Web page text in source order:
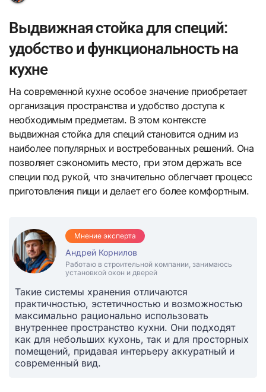
Выдвижная стойка для специй:
удобство и функциональность на
кухне
На современной кухне особое значение приобретает
организация пространства и удобство доступа к
необходимым предметам. В этом контексте
выдвижная стойка для специй становится одним из
наиболее популярных и востребованных решений. Она
позволяет сэкономить место, при этом держать все
специи под рукой, что значительно облегчает процесс
приготовления пищи и делает его более комфортным.
Мнение эксперта
Андрей Корнилов
Работаю в строительной компании, занимаюсь
установкой окон и дверей
Такие системы хранения отличаются
практичностью, эстетичностью и возможностью
максимально рационально использовать
внутреннее пространство кухни. Они подходят
как для небольших кухонь, так и для просторных
помещений, придавая интерьеру аккуратный и
современный вид.